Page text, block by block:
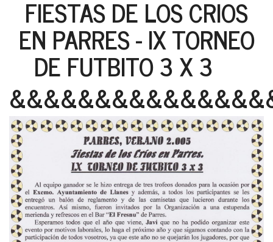
FIESTAS DE LOS CRIOS
EN PARRES - IX TORNEO
DE FUTBITO 3 X 3